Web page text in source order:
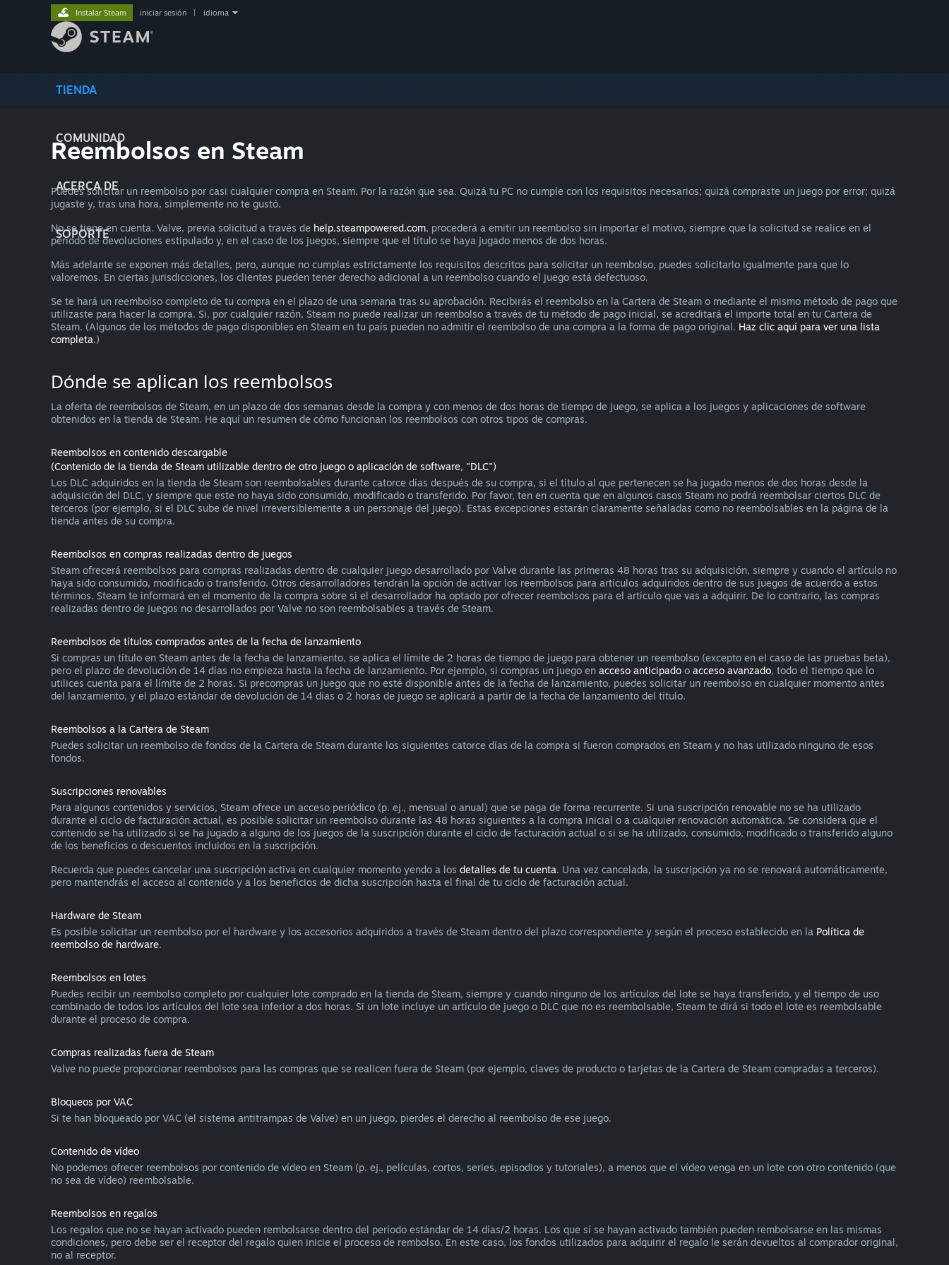
TIENDA
COMUNIDAD
ACERCA DE
SOPORTE
Instalar Steam iniciar sesión idioma
Reembolsos en Steam
Puedes solicitar un reembolso por casi cualquier compra en Steam. Por la razón que sea. Quizá tu PC no cumple con los requisitos necesarios; quizá compraste un juego por error; quizá
jugaste y, tras una hora, simplemente no te gustó.
No se tiene en cuenta. Valve, previa solicitud a través de help.steampowered.com, procederá a emitir un reembolso sin importar el motivo, siempre que la solicitud se realice en el
periodo de devoluciones estipulado y, en el caso de los juegos, siempre que el título se haya jugado menos de dos horas.
Más adelante se exponen más detalles, pero, aunque no cumplas estrictamente los requisitos descritos para solicitar un reembolso, puedes solicitarlo igualmente para que lo
valoremos. En ciertas jurisdicciones, los clientes pueden tener derecho adicional a un reembolso cuando el juego está defectuoso.
Se te hará un reembolso completo de tu compra en el plazo de una semana tras su aprobación. Recibirás el reembolso en la Cartera de Steam o mediante el mismo método de pago que
utilizaste para hacer la compra. Si, por cualquier razón, Steam no puede realizar un reembolso a través de tu método de pago inicial, se acreditará el importe total en tu Cartera de
Steam. (Algunos de los métodos de pago disponibles en Steam en tu país pueden no admitir el reembolso de una compra a la forma de pago original. Haz clic aquí para ver una lista
completa.)
Dónde se aplican los reembolsos
La oferta de reembolsos de Steam, en un plazo de dos semanas desde la compra y con menos de dos horas de tiempo de juego, se aplica a los juegos y aplicaciones de software
obtenidos en la tienda de Steam. He aquí un resumen de cómo funcionan los reembolsos con otros tipos de compras.
Reembolsos en contenido descargable
(Contenido de la tienda de Steam utilizable dentro de otro juego o aplicación de software, "DLC")
Los DLC adquiridos en la tienda de Steam son reembolsables durante catorce días después de su compra, si el título al que pertenecen se ha jugado menos de dos horas desde la
adquisición del DLC, y siempre que este no haya sido consumido, modificado o transferido. Por favor, ten en cuenta que en algunos casos Steam no podrá reembolsar ciertos DLC de
terceros (por ejemplo, si el DLC sube de nivel irreversiblemente a un personaje del juego). Estas excepciones estarán claramente señaladas como no reembolsables en la página de la
tienda antes de su compra.
Reembolsos en compras realizadas dentro de juegos
Steam ofrecerá reembolsos para compras realizadas dentro de cualquier juego desarrollado por Valve durante las primeras 48 horas tras su adquisición, siempre y cuando el artículo no
haya sido consumido, modificado o transferido. Otros desarrolladores tendrán la opción de activar los reembolsos para artículos adquiridos dentro de sus juegos de acuerdo a estos
términos. Steam te informará en el momento de la compra sobre si el desarrollador ha optado por ofrecer reembolsos para el artículo que vas a adquirir. De lo contrario, las compras
realizadas dentro de juegos no desarrollados por Valve no son reembolsables a través de Steam.
Reembolsos de títulos comprados antes de la fecha de lanzamiento
Si compras un título en Steam antes de la fecha de lanzamiento, se aplica el límite de 2 horas de tiempo de juego para obtener un reembolso (excepto en el caso de las pruebas beta),
pero el plazo de devolución de 14 días no empieza hasta la fecha de lanzamiento. Por ejemplo, si compras un juego en acceso anticipado o acceso avanzado, todo el tiempo que lo
utilices cuenta para el límite de 2 horas. Si precompras un juego que no esté disponible antes de la fecha de lanzamiento, puedes solicitar un reembolso en cualquier momento antes
del lanzamiento, y el plazo estándar de devolución de 14 días o 2 horas de juego se aplicará a partir de la fecha de lanzamiento del título.
Reembolsos a la Cartera de Steam
Puedes solicitar un reembolso de fondos de la Cartera de Steam durante los siguientes catorce días de la compra si fueron comprados en Steam y no has utilizado ninguno de esos
fondos.
Suscripciones renovables
Para algunos contenidos y servicios, Steam ofrece un acceso periódico (p. ej., mensual o anual) que se paga de forma recurrente. Si una suscripción renovable no se ha utilizado
durante el ciclo de facturación actual, es posible solicitar un reembolso durante las 48 horas siguientes a la compra inicial o a cualquier renovación automática. Se considera que el
contenido se ha utilizado si se ha jugado a alguno de los juegos de la suscripción durante el ciclo de facturación actual o si se ha utilizado, consumido, modificado o transferido alguno
de los beneficios o descuentos incluidos en la suscripción.
Recuerda que puedes cancelar una suscripción activa en cualquier momento yendo a los detalles de tu cuenta. Una vez cancelada, la suscripción ya no se renovará automáticamente,
pero mantendrás el acceso al contenido y a los beneficios de dicha suscripción hasta el final de tu ciclo de facturación actual.
Hardware de Steam
Es posible solicitar un reembolso por el hardware y los accesorios adquiridos a través de Steam dentro del plazo correspondiente y según el proceso establecido en la Política de
reembolso de hardware.
Reembolsos en lotes
Puedes recibir un reembolso completo por cualquier lote comprado en la tienda de Steam, siempre y cuando ninguno de los artículos del lote se haya transferido, y el tiempo de uso
combinado de todos los artículos del lote sea inferior a dos horas. Si un lote incluye un artículo de juego o DLC que no es reembolsable, Steam te dirá si todo el lote es reembolsable
durante el proceso de compra.
Compras realizadas fuera de Steam
Valve no puede proporcionar reembolsos para las compras que se realicen fuera de Steam (por ejemplo, claves de producto o tarjetas de la Cartera de Steam compradas a terceros).
Bloqueos por VAC
Si te han bloqueado por VAC (el sistema antitrampas de Valve) en un juego, pierdes el derecho al reembolso de ese juego.
Contenido de vídeo
No podemos ofrecer reembolsos por contenido de vídeo en Steam (p. ej., películas, cortos, series, episodios y tutoriales), a menos que el vídeo venga en un lote con otro contenido (que
no sea de vídeo) reembolsable.
Reembolsos en regalos
Los regalos que no se hayan activado pueden rembolsarse dentro del período estándar de 14 días/2 horas. Los que sí se hayan activado también pueden rembolsarse en las mismas
condiciones, pero debe ser el receptor del regalo quien inicie el proceso de rembolso. En este caso, los fondos utilizados para adquirir el regalo le serán devueltos al comprador original,
no al receptor.